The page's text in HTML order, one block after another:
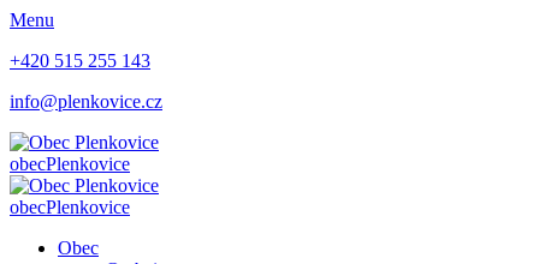
Menu
+420 515 255 143
info@plenkovice.cz
obecPlenkovice
obecPlenkovice
Obec